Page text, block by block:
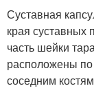
Суставная
края суставных
часть шейки
расположены по
соседним